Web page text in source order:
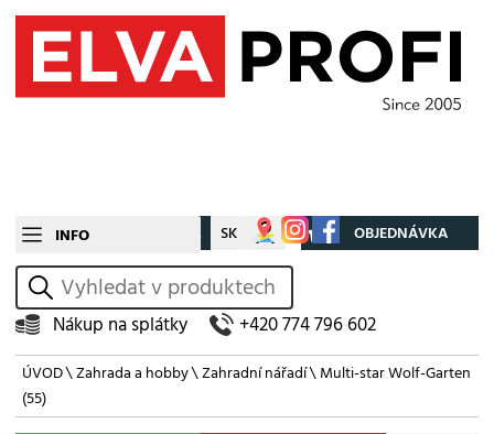
INFO CZ SK Můj účet OBJEDNÁVKA
vyhledat
Nákup na splátky +420 774 796 602
ÚVOD\Zahrada a hobby\Zahradní nářadí\Multi-star Wolf-Garten
(55)